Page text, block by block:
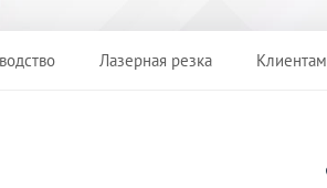
Лазерная резка Клиентам